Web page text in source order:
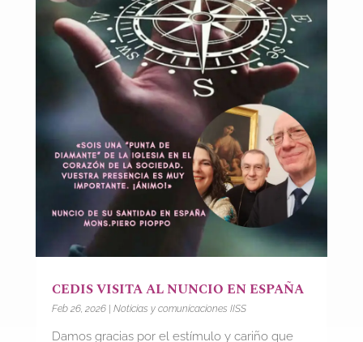
CEDIS VISITA AL NUNCIO EN ESPAÑA
Feb 26, 2026| Noticias y comunicaciones IISS
Damos gracias por el estímulo y cariño que